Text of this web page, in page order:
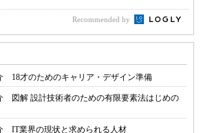
Recommended by
18才のためのキャリア・デザイン準備
図解 設計技術者のための有限要素法はじめの
IT業界の現状と求められる人材